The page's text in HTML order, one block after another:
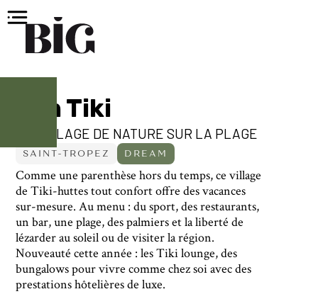
Kon Tiki
UN VILLAGE DE NATURE SUR LA PLAGE
SAINT-TROPEZ DREAM
Comme une parenthèse hors du temps, ce village
de Tiki-huttes tout confort offre des vacances
sur-mesure. Au menu : du sport, des restaurants,
un bar, une plage, des palmiers et la liberté de
lézarder au soleil ou de visiter la région.
Nouveauté cette année : les Tiki lounge, des
bungalows pour vivre comme chez soi avec des
prestations hôtelières de luxe.